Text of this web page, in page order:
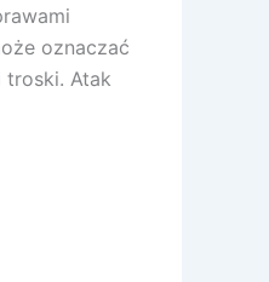
oznaczać
troski. Atak